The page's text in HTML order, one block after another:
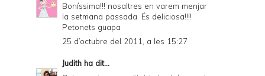
Boníssima!!! nosaltres en varem menjar
la setmana passada. És deliciosa!!!!
Petonets guapa
25 d’octubre del 2011, a les 15:27
Judith ha dit...